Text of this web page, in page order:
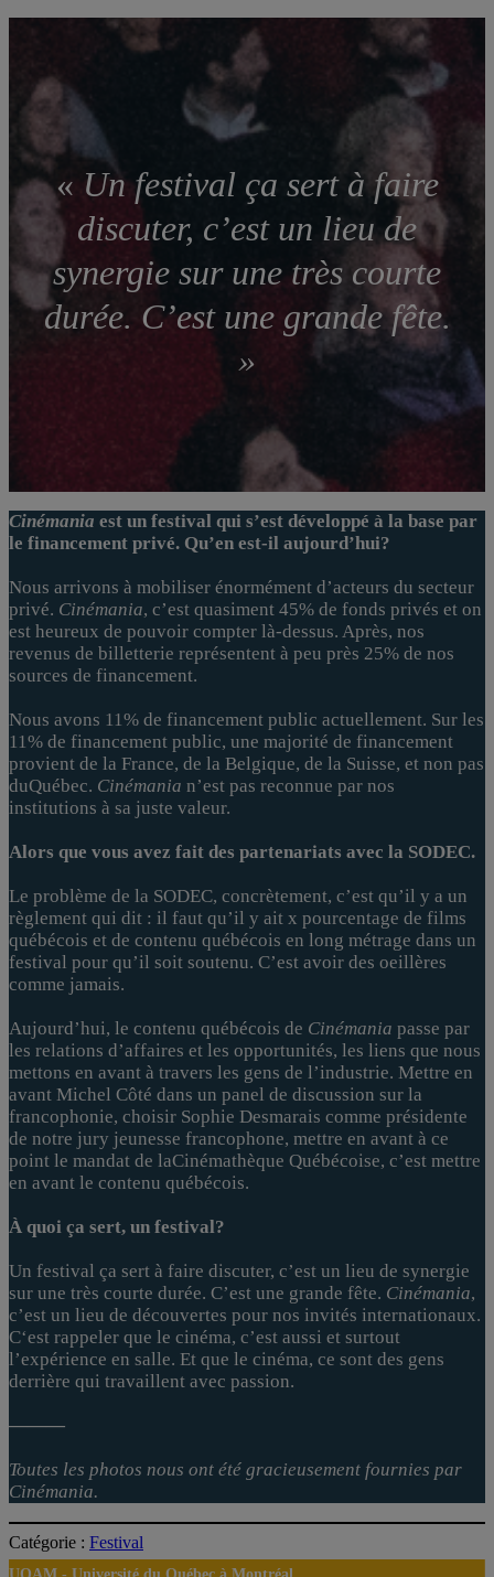
«Un festival ça sert à faire
discuter, c’est un lieu de
synergie sur une très courte
durée. C’est une grande fête.
»
Cinémania est un festival qui s’est développé à la base par
le financement privé. Qu’en est-il aujourd’hui?
Nous arrivons à mobiliser énormément d’acteurs du secteur
privé. Cinémania, c’est quasiment 45% de fonds privés et on
est heureux de pouvoir compter là-dessus. Après, nos
revenus de billetterie représentent à peu près 25% de nos
sources de financement.
Nous avons 11% de financement public actuellement. Sur les
11% de financement public, une majorité de financement
provient de la France, de la Belgique, de la Suisse, et non pas
duQuébec. Cinémania n’est pas reconnue par nos
institutions à sa juste valeur.
Alors que vous avez fait des partenariats avec la SODEC.
Le problème de la SODEC, concrètement, c’est qu’il y a un
règlement qui dit : il faut qu’il y ait x pourcentage de films
québécois et de contenu québécois en long métrage dans un
festival pour qu’il soit soutenu. C’est avoir des oeillères
comme jamais.
Aujourd’hui, le contenu québécois de Cinémania passe par
les relations d’affaires et les opportunités, les liens que nous
mettons en avant à travers les gens de l’industrie. Mettre en
avant Michel Côté dans un panel de discussion sur la
francophonie, choisir Sophie Desmarais comme présidente
de notre jury jeunesse francophone, mettre en avant à ce
point le mandat de laCinémathèque Québécoise, c’est mettre
en avant le contenu québécois.
À quoi ça sert, un festival?
Un festival ça sert à faire discuter, c’est un lieu de synergie
sur une très courte durée. C’est une grande fête. Cinémania,
c’est un lieu de découvertes pour nos invités internationaux.
C‘est rappeler que le cinéma, c’est aussi et surtout
l’expérience en salle. Et que le cinéma, ce sont des gens
derrière qui travaillent avec passion.
———
Toutes les photos nous ont été gracieusement fournies par
Cinémania.
Catégorie : Festival